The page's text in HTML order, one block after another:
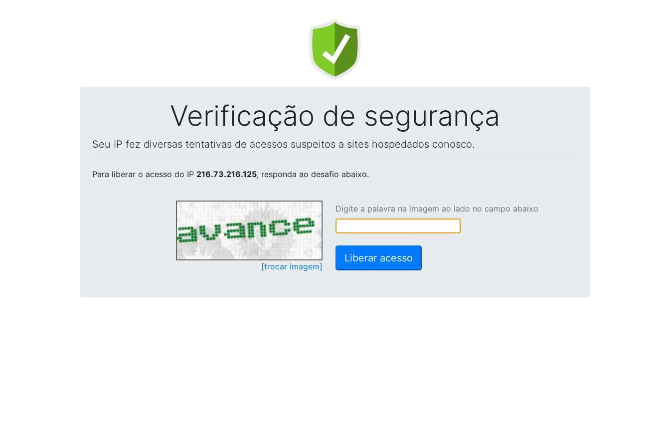
Verificação de segurança
Seu IP fez diversas tentativas de acessos suspeitos a sites hospedados conosco.
Para liberar o acesso do IP 216.73.216.125, responda ao desafio abaixo.
[trocar imagem]
Digite a palavra na imagem ao lado no campo abaixo